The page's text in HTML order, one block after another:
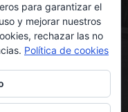
para garantizar el
y mejorar nuestros
rechazar las no
Política de cookies